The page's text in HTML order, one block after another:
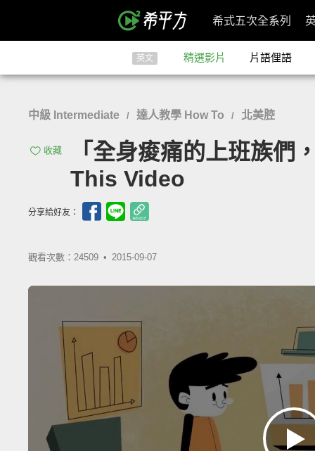
希式五次全系列
英文 精選影片 片語俚語
中級 Intermediate / 達人教學 How To / 北美腔
收藏
「全身痠痛的上班族
This Video
分享給好友：
觀看次數：24509 • 2015-09-07